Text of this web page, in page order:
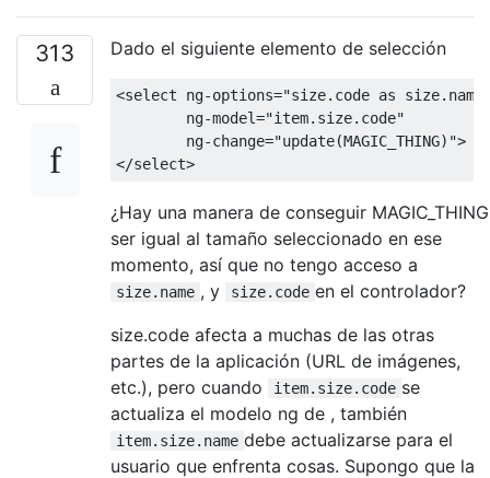
313 Dado el siguiente elemento de selección
<select ng-options="size.code as
ng-model="item.size.code"
ng-change="update(MAGIC_THING)">
</select>
¿Hay una manera de conseguir MAGIC_THING
ser igual al tamaño seleccionado en ese
momento, así que no tengo acceso a
size.name , y size.code en el controlador?
size.code afecta a muchas de las otras
partes de la aplicación (URL de imágenes,
etc.), pero cuando
item.size.code se
actualiza el modelo ng de , también
item.size.name debe actualizarse para el
usuario que enfrenta cosas. Supongo que la